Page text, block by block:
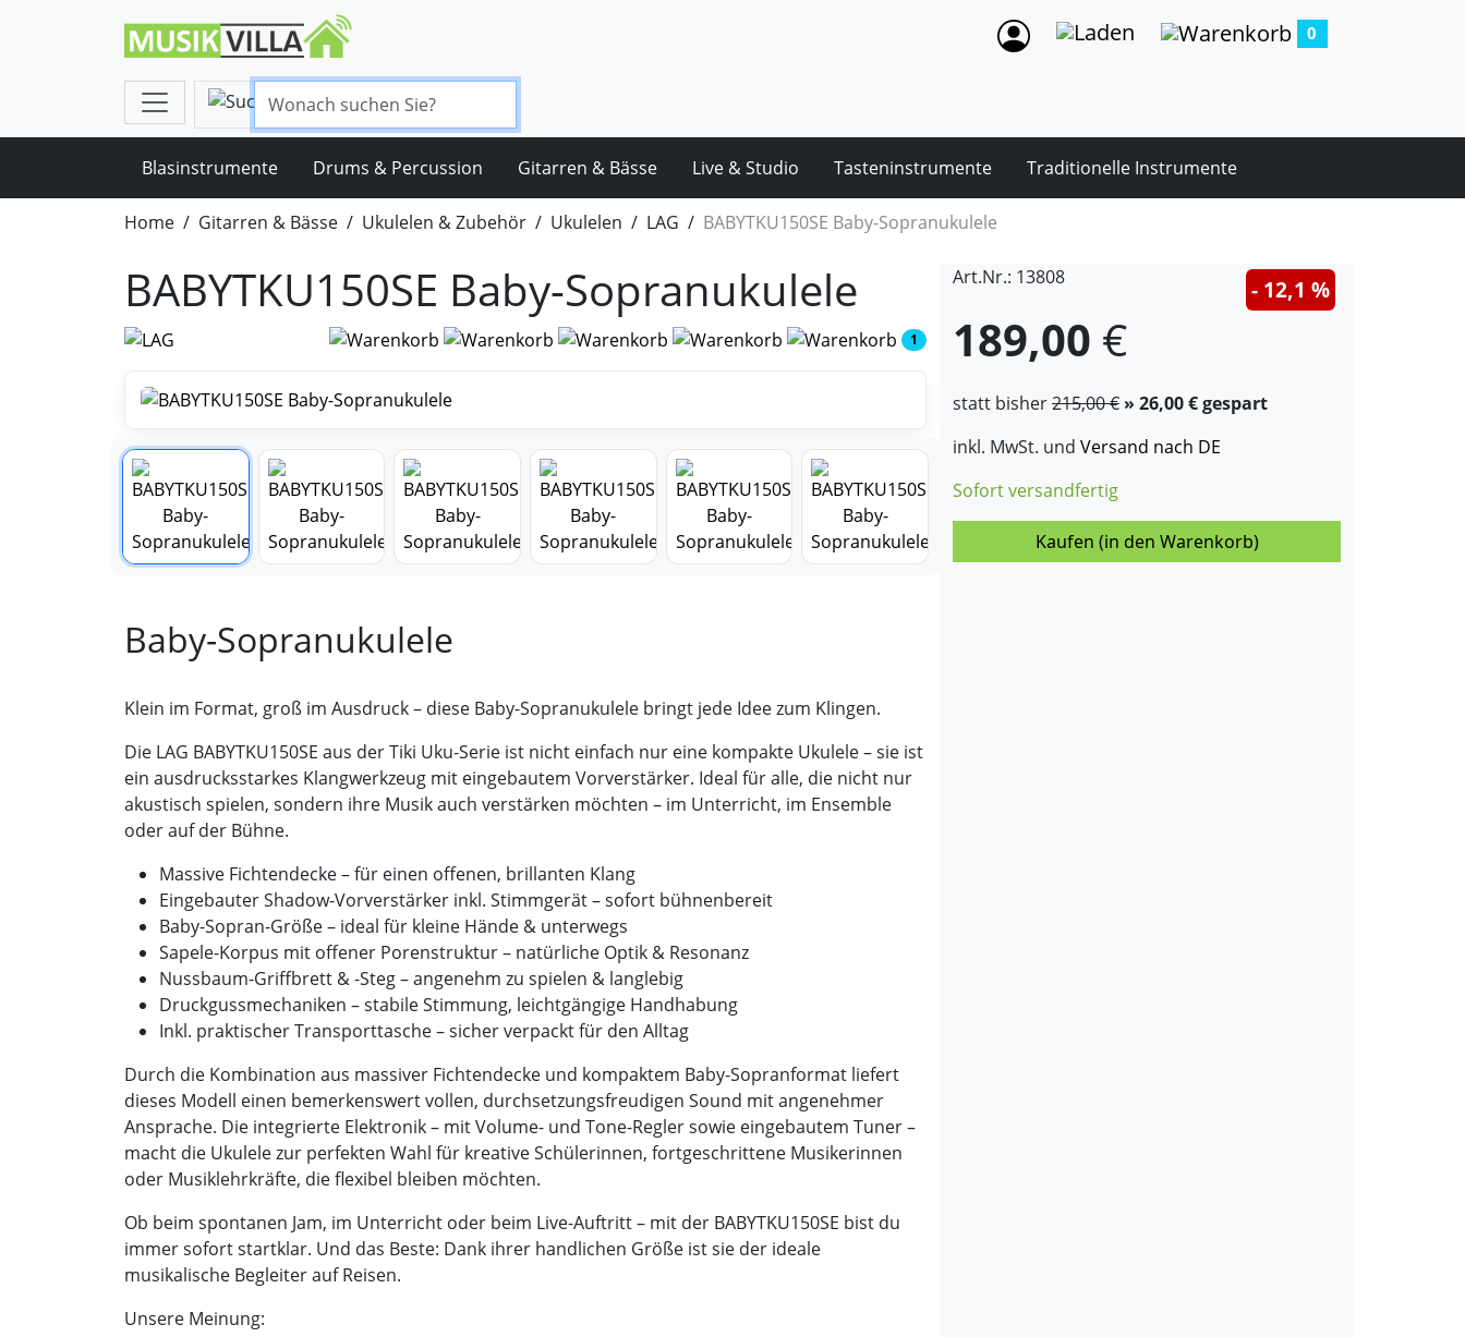
0
Blasinstrumente Drums & Percussion Gitarren & Bässe Live & Studio Tasteninstrumente Traditionelle Instrumente
Home Gitarren & Bässe Ukulelen & Zubehör Ukulelen LAG BABYTKU150SE Baby-Sopranukulele
BABYTKU150SE Baby-Sopranukulele
1
Baby-Sopranukulele
Klein im Format, groß im Ausdruck – diese Baby-Sopranukulele bringt jede Idee zum Klingen.
Die LAG BABYTKU150SE aus der Tiki Uku-Serie ist nicht einfach nur eine kompakte Ukulele – sie ist
ein ausdrucksstarkes Klangwerkzeug mit eingebautem Vorverstärker. Ideal für alle, die nicht nur
akustisch spielen, sondern ihre Musik auch verstärken möchten – im Unterricht, im Ensemble
oder auf der Bühne.
Massive Fichtendecke – für einen offenen, brillanten Klang
Eingebauter Shadow-Vorverstärker inkl. Stimmgerät – sofort bühnenbereit
Baby-Sopran-Größe – ideal für kleine Hände & unterwegs
Sapele-Korpus mit offener Porenstruktur – natürliche Optik & Resonanz
Nussbaum-Griffbrett & -Steg – angenehm zu spielen & langlebig
Druckgussmechaniken – stabile Stimmung, leichtgängige Handhabung
Inkl. praktischer Transporttasche – sicher verpackt für den Alltag
Durch die Kombination aus massiver Fichtendecke und kompaktem Baby-Sopranformat liefert
dieses Modell einen bemerkenswert vollen, durchsetzungsfreudigen Sound mit angenehmer
Ansprache. Die integrierte Elektronik – mit Volume- und Tone-Regler sowie eingebautem Tuner –
macht die Ukulele zur perfekten Wahl für kreative Schülerinnen, fortgeschrittene Musikerinnen
oder Musiklehrkräfte, die flexibel bleiben möchten.
Ob beim spontanen Jam, im Unterricht oder beim Live-Auftritt – mit der BABYTKU150SE bist du
immer sofort startklar. Und das Beste: Dank ihrer handlichen Größe ist sie der ideale
musikalische Begleiter auf Reisen.
Unsere Meinung:
Art.Nr.: 13808
189,00 €
statt bisher215,00 € » 26,00 € gespart
- 12,1 %
inkl. MwSt. und Versand nach DE
Sofort versandfertig
Kaufen (in den Warenkorb)